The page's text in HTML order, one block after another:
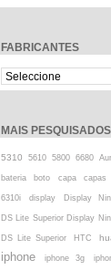
FABRICANTES
MAIS PESQUISADOS
5310 5610 5800 6680
bateria boto capa capas
6310i display Display
DS Lite Superior Display
DS Lite Superior HTC
iphone iphone 3g